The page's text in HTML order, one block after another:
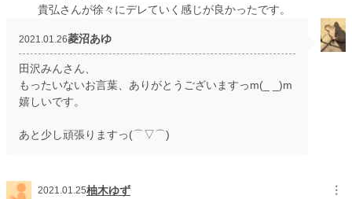
貴弘さんが徐々にデレていく感じが良かったです。
2021.01.26菱沼あゆ
田沢みんさん、
もったいないお言葉、ありがとうございますっm(_ _)m
嬉しいです。
あと少し頑張りますっ(⌒▽⌒)
2021.01.25柚木ゆず ︙